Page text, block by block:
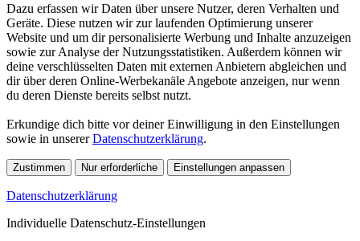
Dazu erfassen wir Daten über unsere Nutzer, deren Verhalten und
Geräte. Diese nutzen wir zur laufenden Optimierung unserer
Website und um dir personalisierte Werbung und Inhalte anzuzeigen
sowie zur Analyse der Nutzungsstatistiken. Außerdem können wir
deine verschlüsselten Daten mit externen Anbietern abgleichen und
dir über deren Online-Werbekanäle Angebote anzeigen, nur wenn
du deren Dienste bereits selbst nutzt.
Erkundige dich bitte vor deiner Einwilligung in den Einstellungen
sowie in unsererDatenschutzerklärung.
Zustimmen Nur erforderliche Einstellungen anpassen
Datenschutzerklärung
Individuelle Datenschutz-Einstellungen